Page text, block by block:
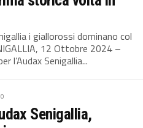
i giallorossi dominano col
12 Ottobre 2024 –
l’Audax Senigallia...
Senigallia,